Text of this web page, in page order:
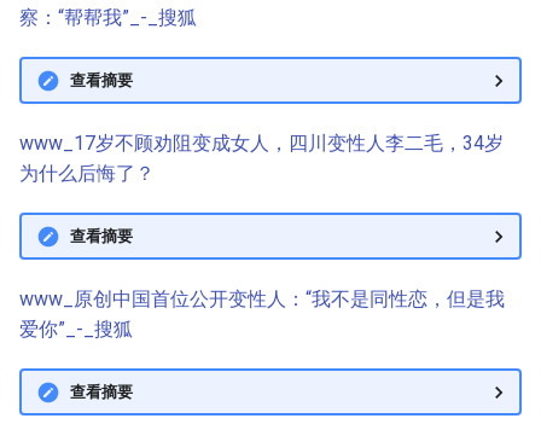
察：“帮帮我”_-_搜狐
查看摘要
www_17岁不顾劝阻变成女人，四川变性人李二毛，34岁
为什么后悔了？
查看摘要
www_原创中国首位公开变性人：“我不是同性恋，但是我
爱你”_-_搜狐
查看摘要